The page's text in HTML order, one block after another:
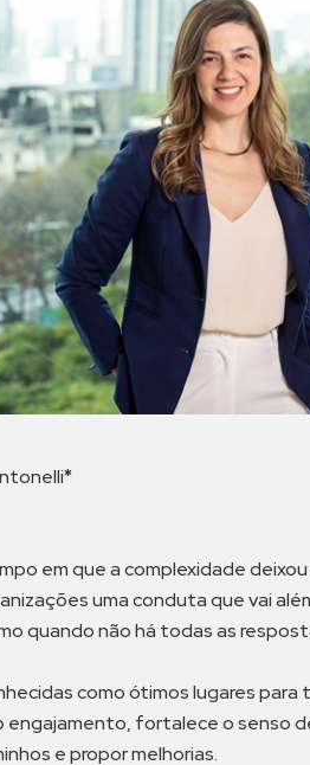
*
em que a complexidade
uma conduta que vai
quando não há todas as
como ótimos lugares
fortalece o senso
e propor melhorias.